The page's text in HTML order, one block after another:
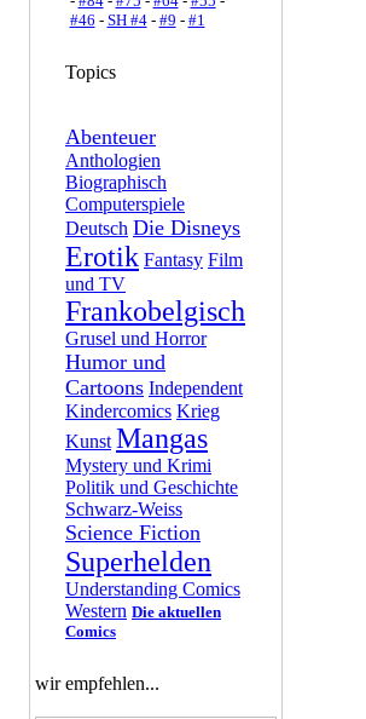
#46 - SH #4- #9 - #1
Topics
Abenteuer
Anthologien
Biographisch
Computerspiele
Deutsch Die Disneys
Erotik Fantasy Film
und TV
Frankobelgisch
Grusel und Horror
Humor und
Cartoons Independent
Kindercomics Krieg
Kunst Mangas
Mystery und Krimi
Politik und Geschichte
Schwarz-Weiss
Science Fiction
Superhelden
Understanding Comics
Western Die aktuellen
Comics
wir empfehlen...